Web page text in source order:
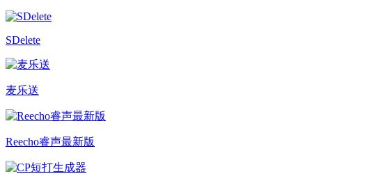
SDelete
麦乐送
Reecho睿声最新版